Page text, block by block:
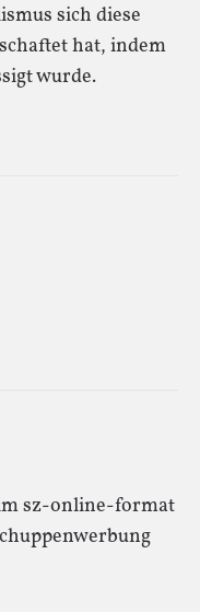
sich diese
hat, indem
wurde.
sz-online-format